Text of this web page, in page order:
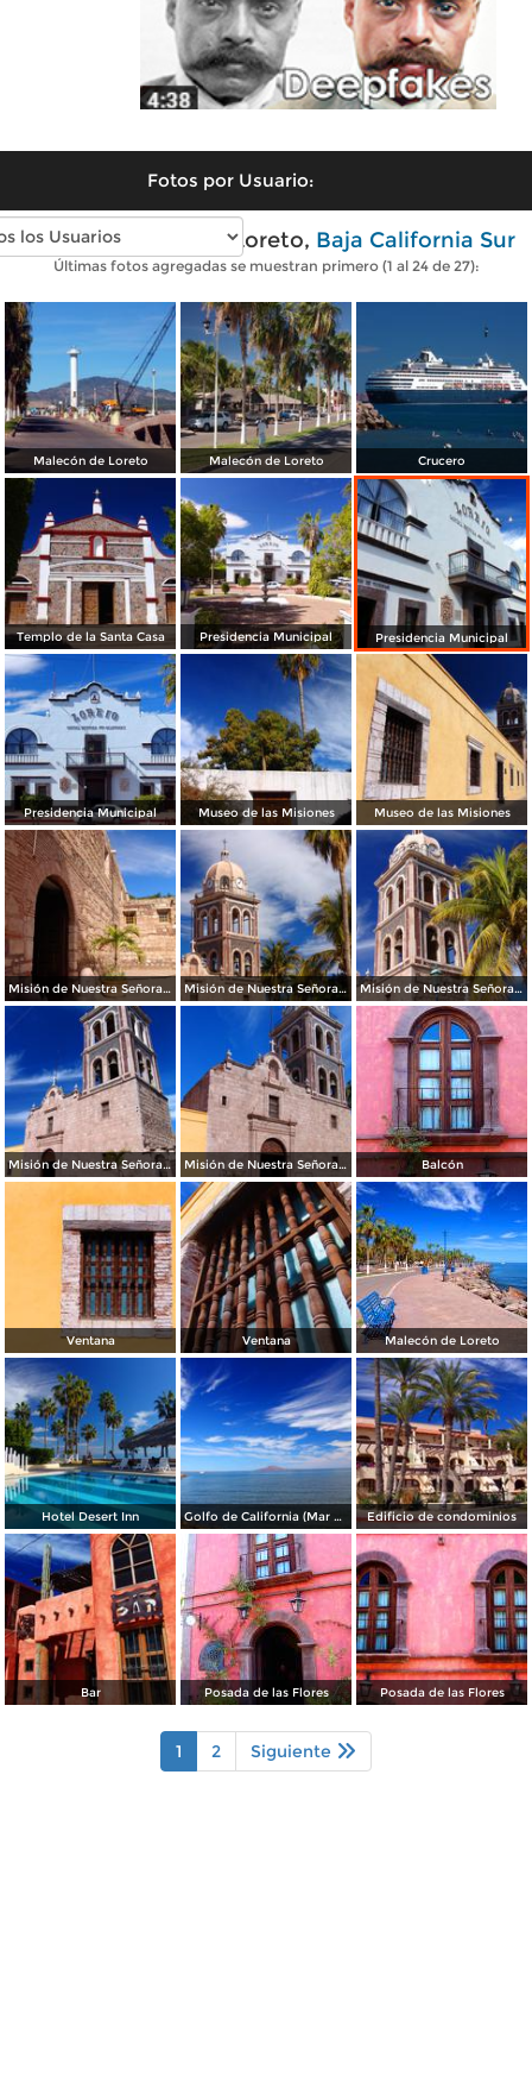
Fotos por Usuario:
Fotos modernas de Loreto, Baja California Sur
Últimas fotos agregadas se muestran primero (1 al 24 de 27):
Malecón de Loreto Malecón de Loreto Crucero
Templo de la Santa Casa Presidencia Municipal Presidencia Municipal
Presidencia Municipal Museo de las Misiones Museo de las Misiones
Misión de Nuestra Señora de Loreto Conchó Misión de Nuestra Señora de Loreto Conchó Misión de Nuestra Señora de Loreto Conchó
Misión de Nuestra Señora de Loreto Conchó Misión de Nuestra Señora de Loreto Conchó Balcón
Ventana Ventana Malecón de Loreto
Hotel Desert Inn Golfo de California (Mar de Cortés) Edificio de condominios
Bar Posada de las Flores Posada de las Flores
1 2 Siguiente